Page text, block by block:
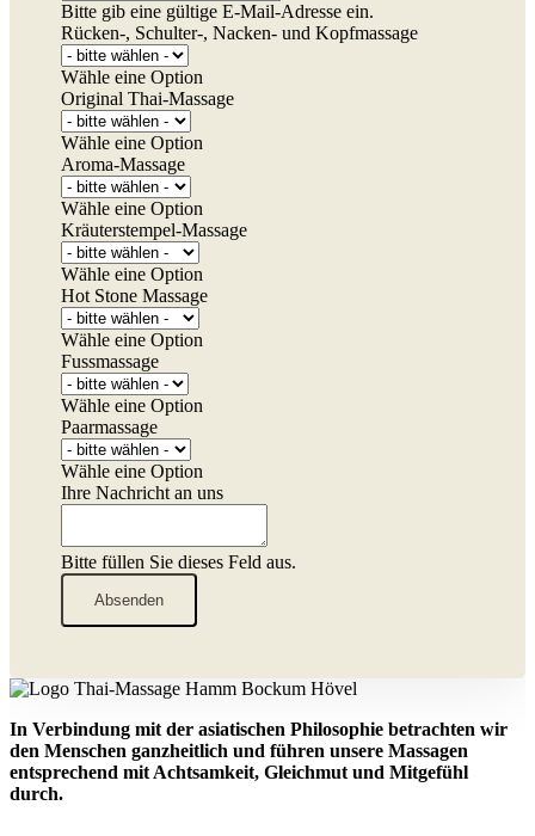
Bitte gib eine gültige E-Mail-Adresse ein.
Rücken-, Schulter-, Nacken- und Kopfmassage
Wähle eine Option
Original Thai-Massage
Wähle eine Option
Aroma-Massage
Wähle eine Option
Kräuterstempel-Massage
Wähle eine Option
Hot Stone Massage
Wähle eine Option
Fussmassage
Wähle eine Option
Paarmassage
Wähle eine Option
Ihre Nachricht an uns
Bitte füllen Sie dieses Feld aus.
Absenden
In Verbindung mit der asiatischen Philosophie betrachten wir
den Menschen ganzheitlich und führen unsere Massagen
entsprechend mit Achtsamkeit, Gleichmut und Mitgefühl
durch.